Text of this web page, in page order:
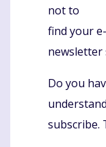
not to
find your
newsletter
Do you
subscribe.